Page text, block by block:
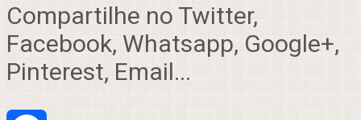
Compartilhe no Twitter,
Facebook, Whatsapp, Google+,
Pinterest, Email...